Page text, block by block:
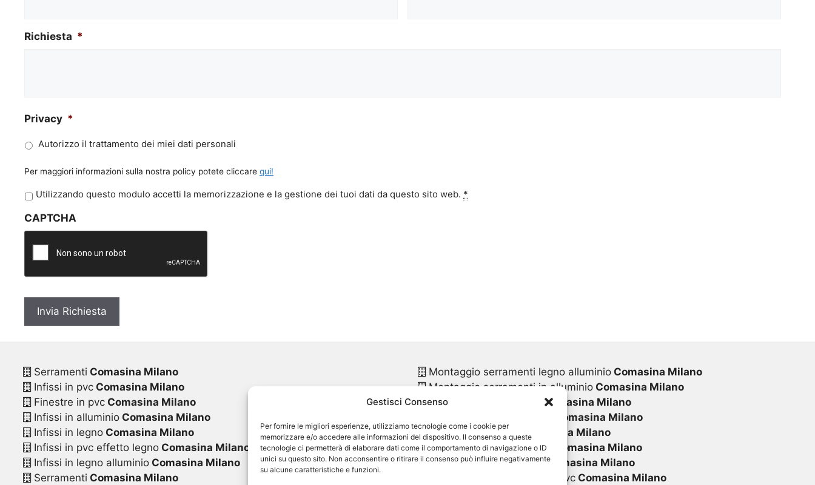
Gestisci Consenso
Per fornire le migliori esperienze, utilizziamo tecnologie come i cookie per
memorizzare e/o accedere alle informazioni del dispositivo. Il consenso a queste
tecnologie ci permetterà di elaborare dati come il comportamento di navigazione o ID
unici su questo sito. Non acconsentire o ritirare il consenso può influire negativamente
su alcune caratteristiche e funzioni.
Richiesta *
Privacy *
Autorizzo il trattamento dei miei dati personali
Per maggiori informazioni sulla nostra policy potete cliccare qui!
P
i
v
y
Utilizzando questo modulo accetti la memorizzazione e la gestione dei tuoi dati da questo sito web. *
CAPTCHA
Serramenti Comasina Milano
Infissi in pvcComasina Milano
Finestre in pvcComasina Milano
Infissi in alluminioComasina Milano
Infissi in legnoComasina Milano
Infissi in pvc effetto legnoComasina Milano
Infissi in legno alluminioComasina Milano
Serramenti Comasina Milano
Montaggio serramenti legno alluminio Comasina Milano
Montaggio serramenti in alluminio Comasina Milano
Montaggio finestre pvc
Comasina Milano
Comasina Milano
Sostituzione infissiComasina Milano
Sostituzione infissi in pvc
Comasina Milano
Sostituzione serramentiComasina Milano
Sostituzione serramenti in pvc Comasina Milano